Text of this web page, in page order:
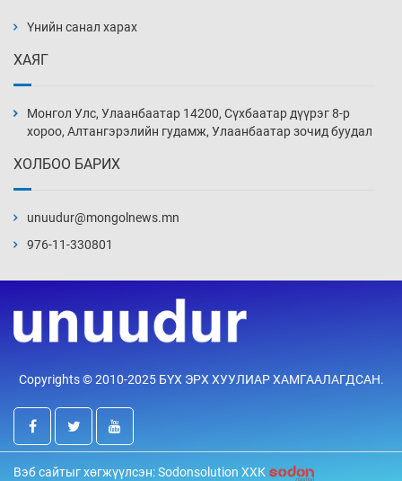
нэмэгджээ
Өчигдөр 13 цаг 30 мин
Өчигдөр 13 цаг 00 мин
Өчигдөр 12 цаг 30 мин
үйлчилж буй гэв
Өчигдөр 12 цаг 00 мин
“Туул усан цогцолбор”-ын ТЭЗҮ-ийг
Үнийн санал харах
ХАЯГ
Монгол Улс, Улаанбаатар 14200, Сүхбаатар дүүрэг 8-р
хороо, Алтангэрэлийн гудамж, Улаанбаатар зочид буудал
ХОЛБОО БАРИХ
unuudur@mongolnews.mn
976-11-330801
Copyrights © 2010-2025 БҮХ ЭРХ ХУУЛИАР ХАМГААЛАГДСАН.
Вэб сайтыг хөгжүүлсэн: Sodonsolution ХХК